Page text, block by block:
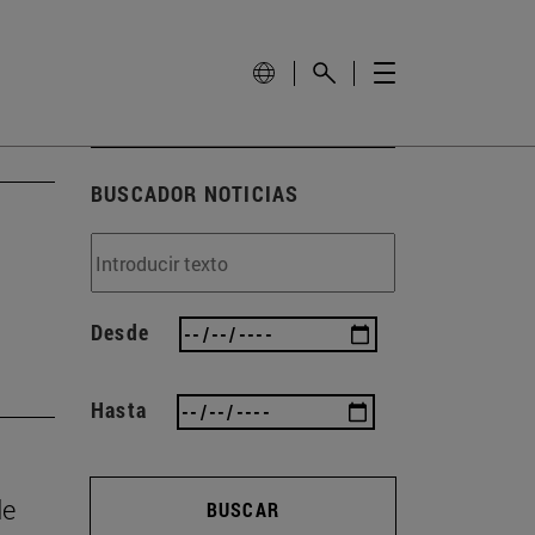
BUSCADOR NOTICIAS
Desde
Hasta
BUSCAR